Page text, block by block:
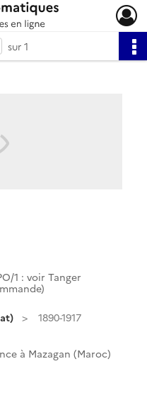
sur 1
1 : voir Tanger
1890-1917
à Mazagan (Maroc)